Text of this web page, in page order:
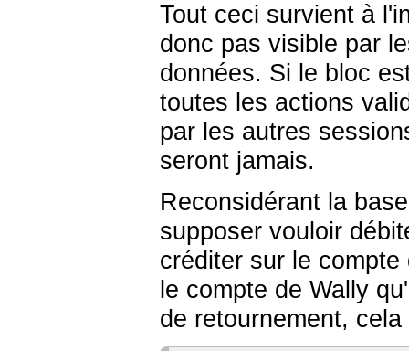
Tout ceci survient à
donc pas visible par
données. Si le bloc
toutes les actions
par les autres
seront jamais.
Reconsidérant la
supposer vouloir
créditer sur le
le compte de Wally
de retournement,